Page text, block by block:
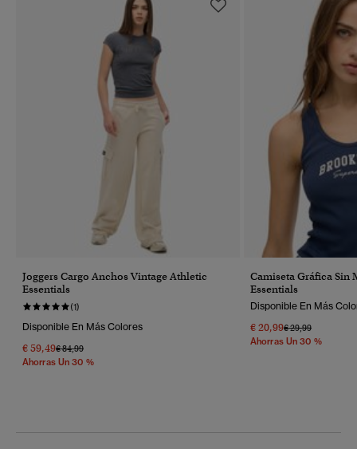
Joggers Cargo Anchos Vintage Athletic
Essentials
(1)
Disponible En Más Colores
€ 59,49Precio Rebajado De
€ 84,99A
Ahorras Un 30 %
Camiseta Gráfica Sin
Essentials
Disponible En Más
€ 20,99Precio Rebajado
€ 29,99A
Ahorras Un 30 %